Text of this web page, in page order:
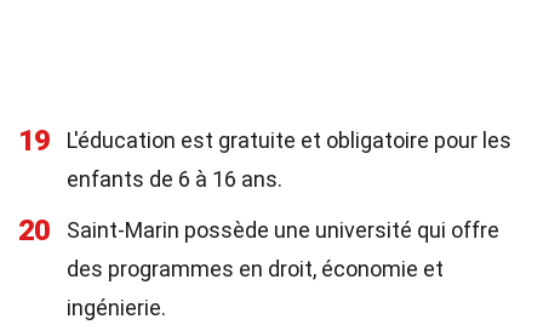
19
L'éducation est gratuite et obligatoire pour les
enfants de 6 à 16 ans.
20
Saint-Marin possède une université qui offre
des programmes en droit, économie et
ingénierie.